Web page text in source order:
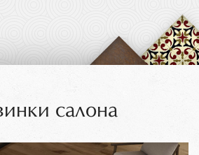
салона